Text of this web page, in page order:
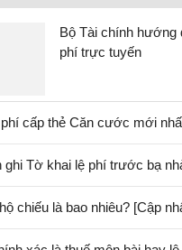
Bộ Tài chính hướng
phí trực tuyến
cấp thẻ Căn cước mới
ghi Tờ khai lệ phí trước bạ
chiếu là bao nhiêu? [Cập